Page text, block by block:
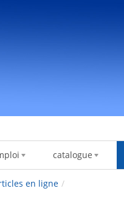
catalogue
en ligne /